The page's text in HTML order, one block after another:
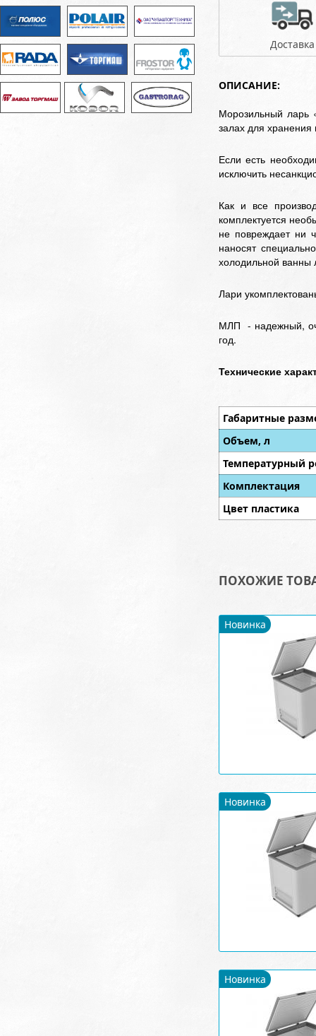
Доставка
ОПИСАНИЕ:
Морозильный ларь
залах для
Если есть
исключить
Как и все
комплектуется
не повреждает ни
наносят
холодильной ванны
Лари
МЛП - надежный,
год.
Технические
Габаритные
Объем, л
Температурный
Комплектация
Цвет пластика
ПОХОЖИЕ
Новинка
Новинка
Новинка